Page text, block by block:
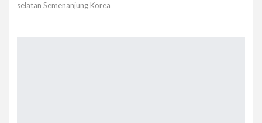
selatan Semenanjung Korea